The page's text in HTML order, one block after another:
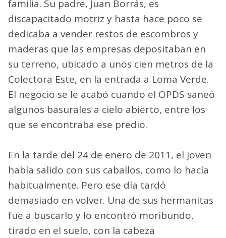
familia. Su padre, Juan Borrás, es
discapacitado motriz y hasta hace poco se
dedicaba a vender restos de escombros y
maderas que las empresas depositaban en
su terreno, ubicado a unos cien metros de la
Colectora Este, en la entrada a Loma Verde.
El negocio se le acabó cuando el OPDS saneó
algunos basurales a cielo abierto, entre los
que se encontraba ese predio.
En la tarde del 24 de enero de 2011, el joven
había salido con sus caballos, como lo hacía
habitualmente. Pero ese día tardó
demasiado en volver. Una de sus hermanitas
fue a buscarlo y lo encontró moribundo,
tirado en el suelo, con la cabeza